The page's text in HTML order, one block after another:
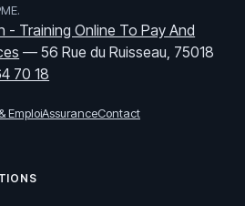
- Training Online To Pay And
—56 Rue du Ruisseau, 75018
70 18
EmploiAssuranceContact